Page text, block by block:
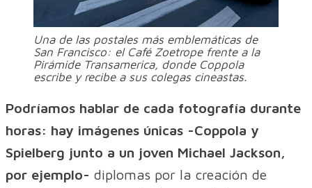
Una de las postales más emblemáticas de
San Francisco: el Café Zoetrope frente a la
Pirámide Transamerica, donde Coppola
escribe y recibe a sus colegas cineastas.
Podríamos hablar de cada fotografía durante
horas: hay imágenes únicas -Coppola y
Spielberg junto a un joven Michael Jackson,
por ejemplo- diplomas por la creación de